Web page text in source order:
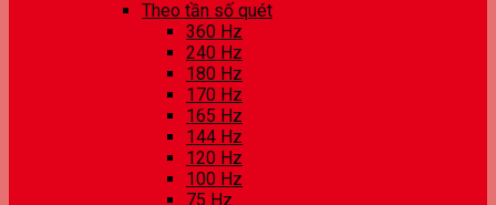
Theo tần số quét
360 Hz
240 Hz
180 Hz
170 Hz
165 Hz
144 Hz
120 Hz
100 Hz
75 Hz